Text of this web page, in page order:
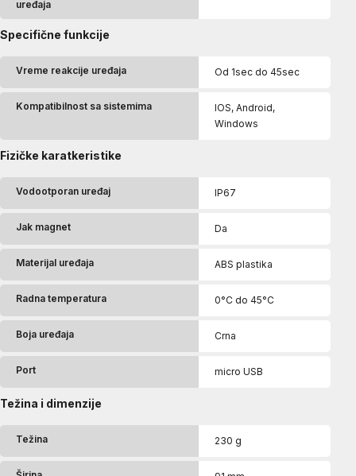
uređaja
Specifične funkcije
Vreme reakcije uređaja Od 1sec do 45sec
Kompatibilnost sa sistemima
IOS, Android,
Windows
Fizičke karatkeristike
Vodootporan uređaj IP67
Jak magnet Da
Materijal uređaja ABS plastika
Radna temperatura 0°C do 45°C
Boja uređaja Crna
Port micro USB
Težina i dimenzije
Težina 230 g